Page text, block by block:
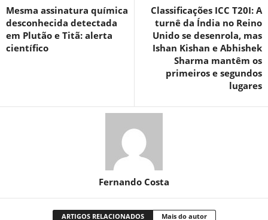
Mesma assinatura química
desconhecida detectada
em Plutão e Titã: alerta
científico
Classificações ICC T20I: A
turnê da Índia no Reino
Unido se desenrola, mas
Ishan Kishan e Abhishek
Sharma mantêm os
primeiros e segundos
lugares
Fernando Costa
ARTIGOS RELACIONADOS Mais do autor